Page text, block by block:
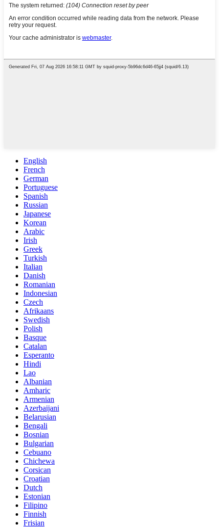
English
French
German
Portuguese
Spanish
Russian
Japanese
Korean
Arabic
Irish
Greek
Turkish
Italian
Danish
Romanian
Indonesian
Czech
Afrikaans
Swedish
Polish
Basque
Catalan
Esperanto
Hindi
Lao
Albanian
Amharic
Armenian
Azerbaijani
Belarusian
Bengali
Bosnian
Bulgarian
Cebuano
Chichewa
Corsican
Croatian
Dutch
Estonian
Filipino
Finnish
Frisian